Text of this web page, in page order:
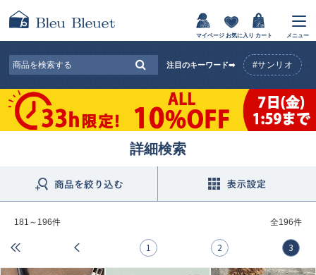
マイページ お気に入り カート メニュー
注目のキーワード➡ #サンリオ
詳細検索
181～196件 全196件
1 2 3